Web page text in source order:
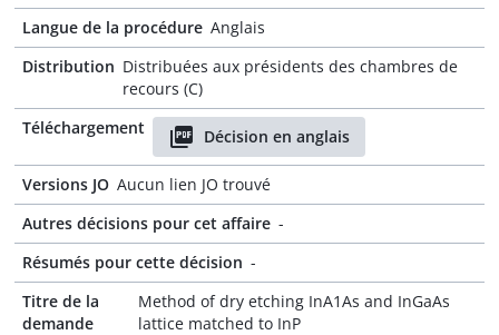
Langue de la procédure Anglais
Distribution Distribuées aux présidents des chambres de
recours (C)
Téléchargement
Décision en anglais
Versions JO Aucun lien JO trouvé
Autres décisions pour cet affaire -
Résumés pour cette décision -
Titre de la
demande
Method of dry etching InA1As and InGaAs
lattice matched to InP